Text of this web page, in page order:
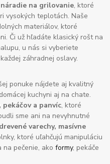
náradie na grilovanie, ktoré
vysokých teplotách. Naše
materiálov, ktoré
Či už hľadáte klasický rošt na
u nás si vyberiete
záhradnej oslavy.
ponuke nájdete aj kvalitný
kuchyni aj na chate.
pekáčov a panvíc, ktoré
sme ani na nevyhnutné
varechy, masívne
ktoré uľahčujú manipuláciu
na pečenie, akoformy, pekáče